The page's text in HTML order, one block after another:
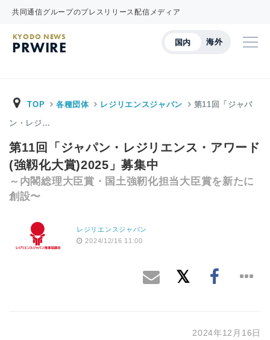
共同通信グループのプレスリリース配信メディア
国内 海外
KYODO NEWS
PRWIRE
TOP 各種団体 レジリエンスジャパン 第11回「ジャパ
ン・レジ…
第11回「ジャパン・レジリエンス・アワード
(強靱化大賞)2025」募集中
～内閣総理大臣賞・国土強靭化担当大臣賞を新たに
創設〜
レジリエンスジャパン
2024/12/16 11:00
2024年12月16日